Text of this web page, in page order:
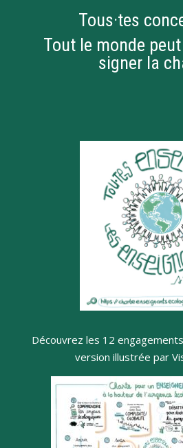
Tous·tes
Tout le monde
signer la
Découvrez les 12
version illustrée par